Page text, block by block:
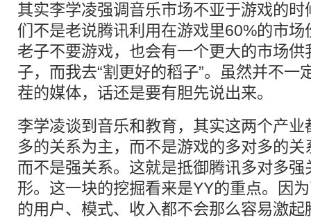
其实李学凌强调音乐市场不亚于游戏的
们不是老说腾讯利用在游戏里60%的市
老子不要游戏，也会有一个更大的市场
子，而我去“割更好的稻子”。虽然并不一
茬的媒体，话还是要有胆先说出来。
李学凌谈到音乐和教育，其实这两个产
多的关系为主，而不是游戏的多对多的
而不是强关系。这就是抵御腾讯多对多
形。这一块的挖掘看来是YY的重点。因
的用户、模式、收入都不会那么容易激